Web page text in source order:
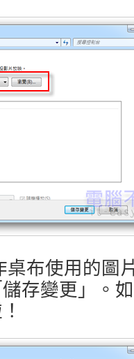
桌布使用的圖
存變更」。